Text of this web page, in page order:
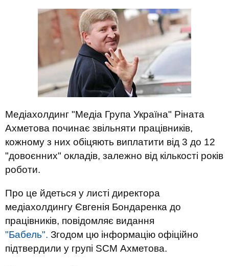
Медіахолдинг "Медіа Група Україна" Ріната
Ахметова починає звільняти працівників,
кожному з них обіцяють виплатити від 3 до 12
"довоєнних" окладів, залежно від кількості років
роботи.
Про це йдеться у листі директора
медіахолдингу Євгенія Бондаренка до
працівників, повідомляє видання
"Бабель". Згодом цю інформацію офіційно
підтвердили у групі SCM Ахметова.